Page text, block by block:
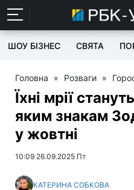
ШОУ БІЗНЕС СВЯТА
Головна » Розваги »
Їхні мрії
яким знакам
у жовтні
10:09 26.09.2025 Пт
КАТЕРИНА СОБКОВА